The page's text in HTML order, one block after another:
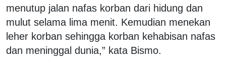
menutup jalan nafas korban dari hidung dan
mulut selama lima menit. Kemudian menekan
leher korban sehingga korban kehabisan nafas
dan meninggal dunia,” kata Bismo.